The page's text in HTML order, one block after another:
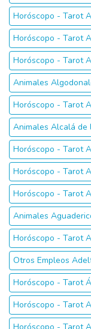
Horóscopo - Tarot
Horóscopo - Tarot
Horóscopo - Tarot
Animales
Horóscopo - Tarot
Animales Alcalá de
Horóscopo - Tarot
Horóscopo - Tarot
Horóscopo - Tarot
Animales
Horóscopo - Tarot
Otros Empleos
Horóscopo - Tarot
Horóscopo - Tarot